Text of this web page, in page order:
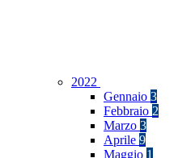
2022
Gennaio 3
Febbraio 2
Marzo 3
Aprile 9
Maggio 1